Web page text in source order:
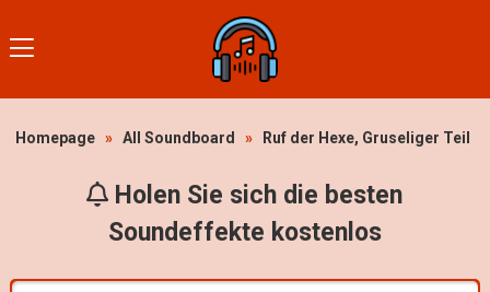
Homepage » All Soundboard » Ruf der Hexe, Gruseliger Teil
Holen Sie sich die besten
Soundeffekte kostenlos